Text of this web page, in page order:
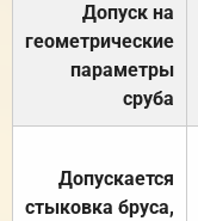
Допуск на
геометрические
параметры
сруба
Допускается
стыковка бруса,